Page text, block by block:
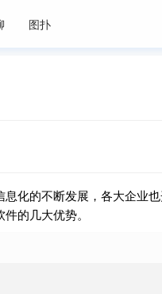
图扑
化的不断发展，各大企业
的几大优势。